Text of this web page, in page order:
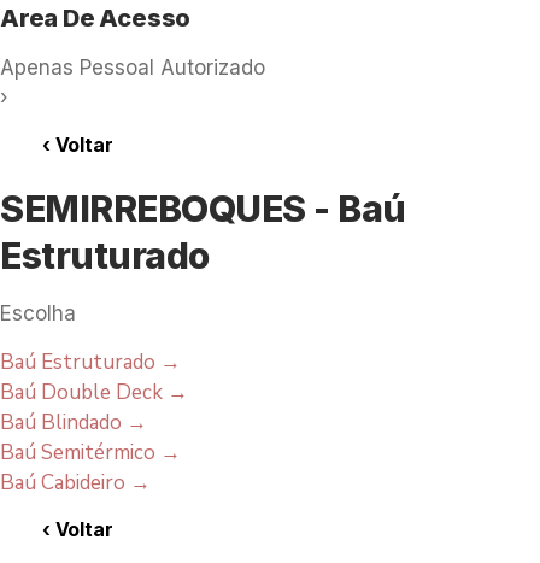
Area De Acesso
Apenas Pessoal Autorizado
›
‹ Voltar
SEMIRREBOQUES - Baú
Estruturado
Escolha
Baú Estruturado →
Baú Double Deck →
Baú Blindado →
Baú Semitérmico →
Baú Cabideiro →
‹ Voltar